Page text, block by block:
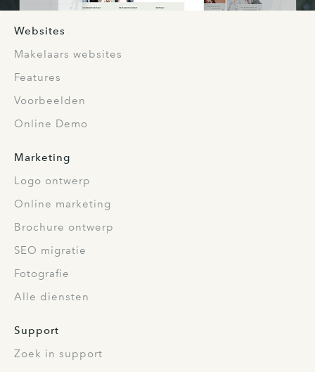
Websites
Makelaars websites
Features
Voorbeelden
Online Demo
Marketing
Logo ontwerp
Online marketing
Brochure ontwerp
SEO migratie
Fotografie
Alle diensten
Support
Zoek in support